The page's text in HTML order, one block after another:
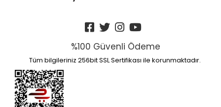
%100 Güvenli Ödeme
Tüm bilgileriniz 256bit SSL Sertifikası ile korunmaktadır.